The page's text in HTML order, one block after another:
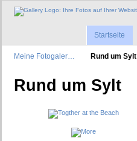
Startseite
Meine Fotogaler… Rund um Sylt
Rund um Sylt